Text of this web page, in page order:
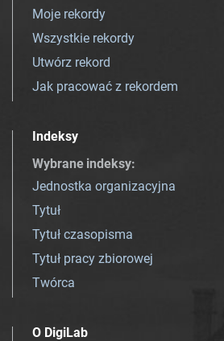
Moje rekordy
Wszystkie rekordy
Utwórz rekord
Jak pracować z rekordem
Indeksy
Wybrane indeksy:
Jednostka organizacyjna
Tytuł
Tytuł czasopisma
Tytuł pracy zbiorowej
Twórca
O DigiLab